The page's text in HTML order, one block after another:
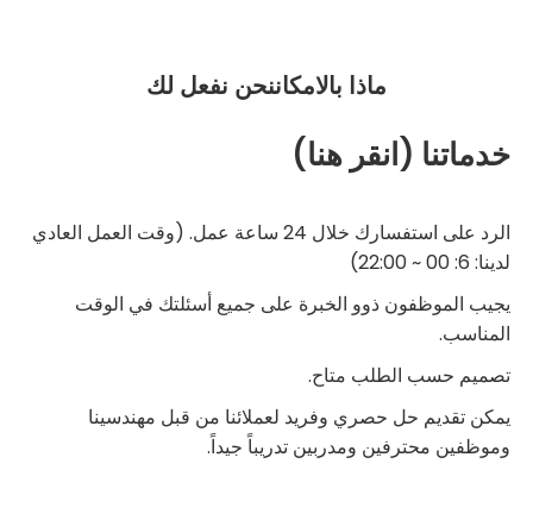
ماذا بالامكاننحن نفعل لك
خدماتنا (انقر هنا)
الرد على استفسارك خلال 24 ساعة عمل. (وقت العمل العادي
لدينا: 6: 00 ~ 22:00)
يجيب الموظفون ذوو الخبرة على جميع أسئلتك في الوقت
المناسب.
تصميم حسب الطلب متاح.
يمكن تقديم حل حصري وفريد لعملائنا من قبل مهندسينا
وموظفين محترفين ومدربين تدريباً جيداً.